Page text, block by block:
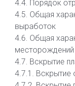
4.4. Порядок
4.5. Общая
выработок
4.6. Общая
месторождений
4.7. Вскрытие
4.7.1. Вскрытие